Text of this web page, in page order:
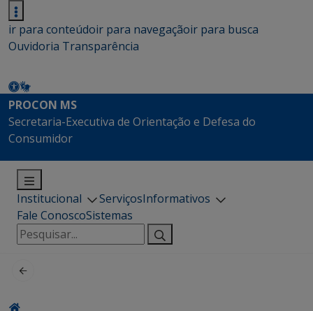
ir para conteúdoir para navegaçãoir para busca
Ouvidoria Transparência
PROCON MS
Secretaria-Executiva de Orientação e Defesa do
Consumidor
Institucional ServiçosInformativos
Fale ConoscoSistemas
Pesquisar
por: